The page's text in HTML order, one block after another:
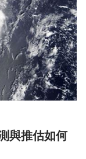
與推估如何